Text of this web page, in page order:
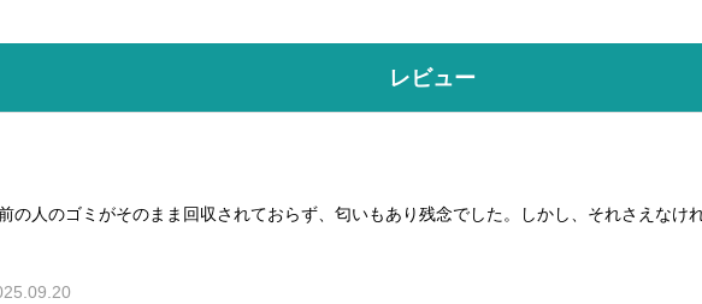
レビュー
の人のゴミがそのまま回収されておらず、匂いもあり残念でした。しかし、それさえな